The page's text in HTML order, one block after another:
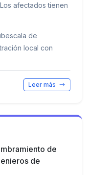
afectados tienen
de
local con
Leer más
de
de